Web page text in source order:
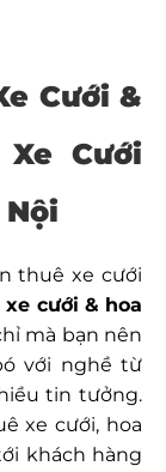
Cưới &
Cưới
thuê xe cưới
cưới & hoa
mà bạn nên
với nghề từ
tin tưởng.
xe cưới, hoa
khách hàng